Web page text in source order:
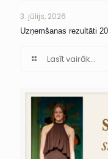
3. jūlijs, 2026
Uzņemšanas rezultāti
Lasīt vairāk...